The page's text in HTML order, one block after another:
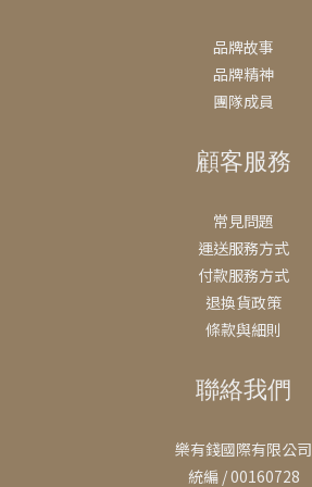
品牌故事
品牌精神
團隊成員
顧客服務
常見問題
運送服務方式
付款服務方式
退換貨政策
條款與細則
聯絡我們
樂有錢國際有限公司
統編 / 00160728